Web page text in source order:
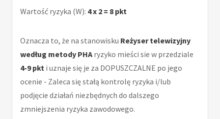
Wartość ryzyka (W): 4 x 2 = 8 pkt
Oznacza to, że na stanowisku Reżyser telewizyjny
według metody PHA ryzyko mieści sie w przedziale
4-9 pkt i uznaje się je za DOPUSZCZALNE po jego
ocenie - Zaleca się stałą kontrolę ryzyka i/lub
podjęcie działań niezbędnych do dalszego
zmniejszenia ryzyka zawodowego.